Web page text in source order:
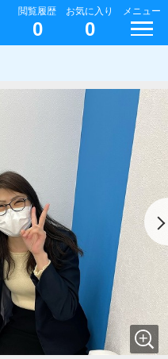
閲覧履歴
0
お気に入り
0
メニュー